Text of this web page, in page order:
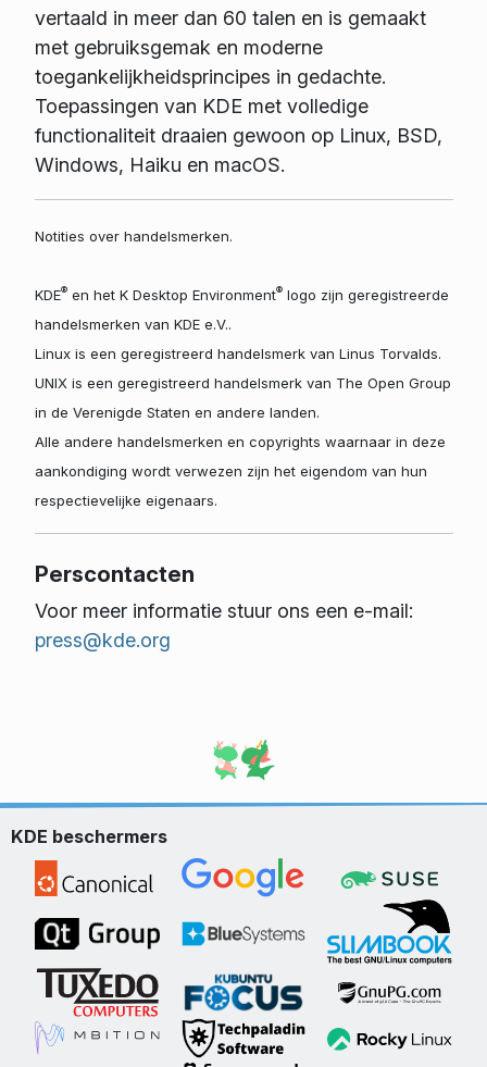
vertaald in meer dan 60 talen en is gemaakt
met gebruiksgemak en moderne
toegankelijkheidsprincipes in gedachte.
Toepassingen van KDE met volledige
functionaliteit draaien gewoon op Linux, BSD,
Windows, Haiku en macOS.
Notities over handelsmerken.
KDE®en het K Desktop Environment®logo zijn geregistreerde
handelsmerken van KDE e.V..
Linux is een geregistreerd handelsmerk van Linus Torvalds.
UNIX is een geregistreerd handelsmerk van The Open Group
in de Verenigde Staten en andere landen.
Alle andere handelsmerken en copyrights waarnaar in deze
aankondiging wordt verwezen zijn het eigendom van hun
respectievelijke eigenaars.
Perscontacten
Voor meer informatie stuur ons een e-mail:
press@kde.org
KDE beschermers